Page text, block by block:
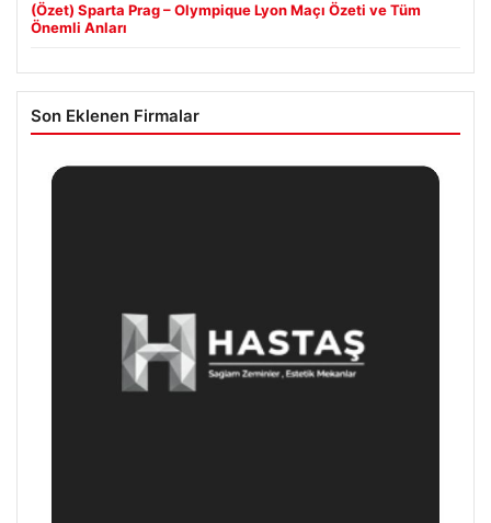
(Özet) Sparta Prag – Olympique Lyon Maçı Özeti ve Tüm
Önemli Anları
Son Eklenen Firmalar